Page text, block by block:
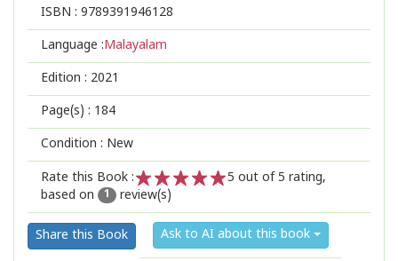
ISBN : 9789391946128
Language :Malayalam
Edition : 2021
Page(s) : 184
Condition : New
Rate this Book :
2
1
5 out of 5 rating,
based on
1 review(s)
Share this Book Ask to AI about this book